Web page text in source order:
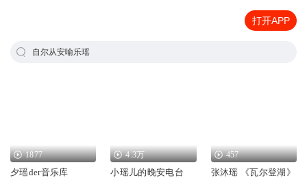
打开APP
自尔从安喻乐瑶
1877
夕瑶der音乐库
4.3万
小瑶儿的晚安电台
457
张沐瑶 《瓦尔登湖》